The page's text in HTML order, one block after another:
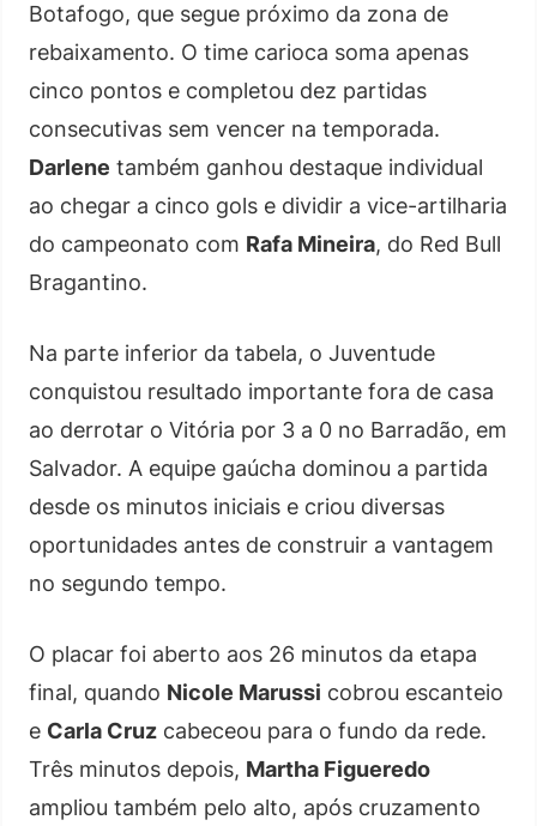
Botafogo, que segue próximo da zona de
rebaixamento. O time carioca soma apenas
cinco pontos e completou dez partidas
consecutivas sem vencer na temporada.
Darlene também ganhou destaque individual
ao chegar a cinco gols e dividir a vice-artilharia
do campeonato com Rafa Mineira, do Red Bull
Bragantino.
Na parte inferior da tabela, o Juventude
conquistou resultado importante fora de casa
ao derrotar o Vitória por 3 a 0 no Barradão, em
Salvador. A equipe gaúcha dominou a partida
desde os minutos iniciais e criou diversas
oportunidades antes de construir a vantagem
no segundo tempo.
O placar foi aberto aos 26 minutos da etapa
final, quando Nicole Marussi cobrou escanteio
e Carla Cruz cabeceou para o fundo da rede.
Três minutos depois, Martha Figueredo
ampliou também pelo alto, após cruzamento